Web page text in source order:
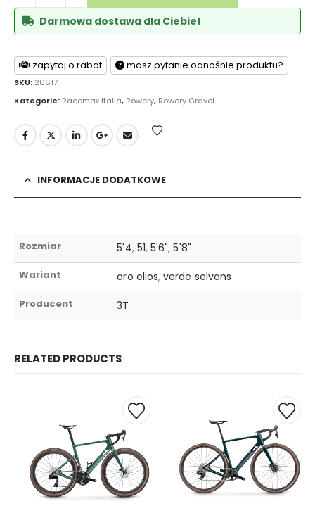
Darmowa dostawa dla Ciebie!
zapytaj o rabat masz pytanie odnośnie produktu?
SKU: 20617
Kategorie: Racemax Italia, Rowery, Rowery Gravel
INFORMACJE DODATKOWE
Rozmiar 5'4, 51,5'6",5'8"
Wariant oro elios,verde selvans
Producent 3T
RELATED PRODUCTS